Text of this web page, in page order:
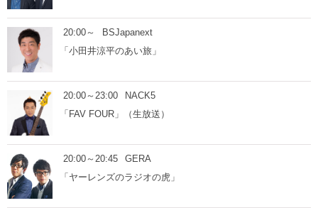
20:00～
BSJapanext
「小田井涼平のあい旅」
20:00～23:00
NACK5
「FAV FOUR」（生放送）
20:00～20:45
GERA
「ヤーレンズのラジオの虎」